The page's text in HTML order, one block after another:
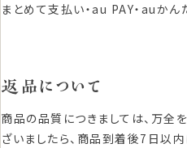
まとめて支払い・au PAY・auか
返品について
商品の品質につきましては、万全
ざいましたら、商品到着後7日以内